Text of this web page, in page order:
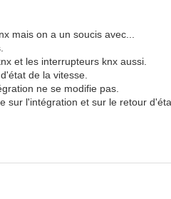
mais on a un soucis avec...
et les interrupteurs knx aussi.
de la vitesse.
ne se modifie pas.
l'intégration et sur le retour